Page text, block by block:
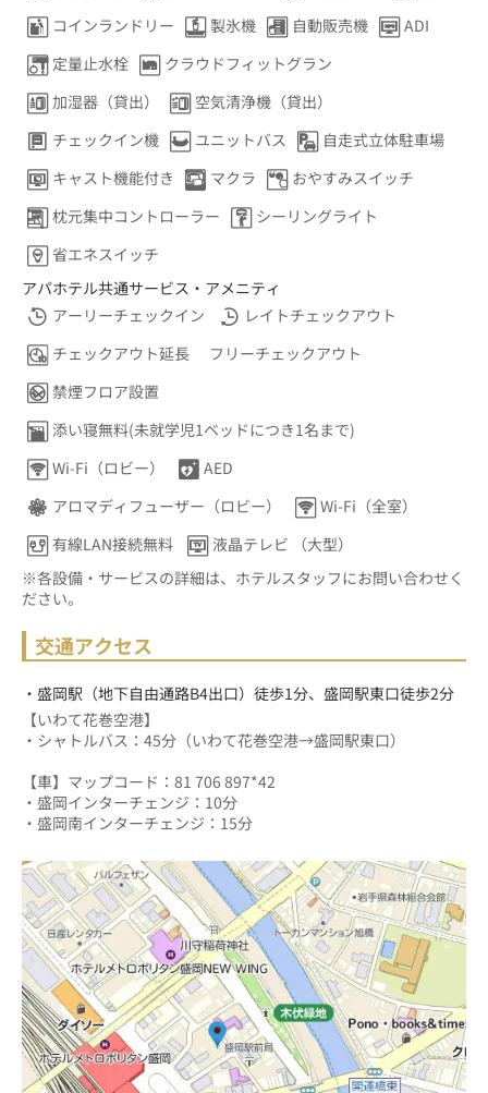
コインランドリー
製氷機 自動販売機
ADI
定量止水栓
クラウドフィットグラン
加湿器（貸出）
空気清浄機（貸出）
チェックイン機
ユニットバス
自走式立体駐車場
キャスト機能付き
マクラ
おやすみスイッチ
枕元集中コントローラー
シーリングライト
省エネスイッチ
アパホテル共通サービス・アメニティ
アーリーチェックイン
レイトチェックアウト
チェックアウト延長
フリーチェックアウト
禁煙フロア設置
添い寝無料(未就学児1ベッドにつき1名まで)
Wi-Fi（ロビー）
AED
アロマディフューザー（ロビー）
Wi-Fi（全室）
有線LAN接続無料
液晶テレビ （大型）
※各設備・サービスの詳細は、ホテルスタッフにお問い合わせく
ださい。
交通アクセス
・盛岡駅（地下自由通路B4出口）徒歩1分、盛岡駅東口徒歩2分
【いわて花巻空港】
・シャトルバス：45分（いわて花巻空港→盛岡駅東口）
【車】マップコード：81 706 897*42
・盛岡インターチェンジ：10分
・盛岡南インターチェンジ：15分